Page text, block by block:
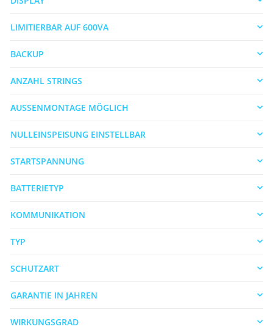
LIMITIERBAR AUF 600VA
BACKUP
ANZAHL STRINGS
AUSSENMONTAGE MÖGLICH
NULLEINSPEISUNG EINSTELLBAR
STARTSPANNUNG
BATTERIETYP
KOMMUNIKATION
TYP
SCHUTZART
GARANTIE IN JAHREN
WIRKUNGSGRAD